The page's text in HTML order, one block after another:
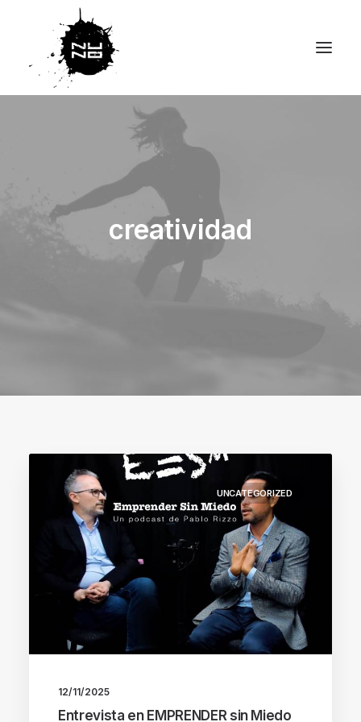
creatividad
UNCATEGORIZED
12/11/2025
Entrevista en EMPRENDER sin Miedo